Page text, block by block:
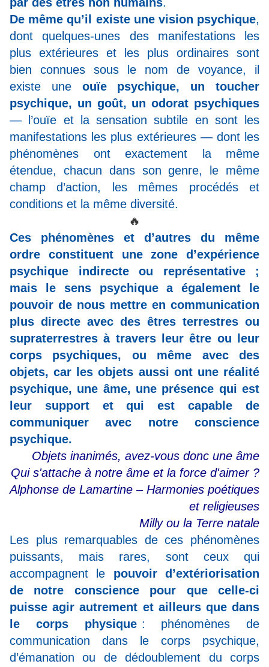
De même qu’il existe une vision psychique,
dont quelques-unes des manifestations les
plus extérieures et les plus ordinaires sont
bien connues sous le nom de voyance, il
existe une ouïe psychique, un toucher
psychique, un goût, un odorat psychiques
— l’ouïe et la sensation subtile en sont les
manifestations les plus extérieures — dont les
phénomènes ont exactement la même
étendue, chacun dans son genre, le même
champ d’action, les mêmes procédés et
conditions et la même diversité.
🔥
Ces phénomènes et d’autres du même
ordre constituent une zone d’expérience
psychique indirecte ou représentative ;
mais le sens psychique a également le
pouvoir de nous mettre en communication
plus directe avec des êtres terrestres ou
supraterrestres à travers leur être ou leur
corps psychiques, ou même avec des
objets, car les objets aussi ont une réalité
psychique, une âme, une présence qui est
leur support et qui est capable de
communiquer avec notre conscience
psychique.
Objets inanimés, avez-vous donc une âme
Qui s'attache à notre âme et la force d'aimer ?
Alphonse de Lamartine – Harmonies poétiques
et religieuses
Milly ou la Terre natale
Les plus remarquables de ces phénomènes
puissants, mais rares, sont ceux qui
accompagnent le pouvoir d’extériorisation
de notre conscience pour que celle-ci
puisse agir autrement et ailleurs que dans
le corps physique: phénomènes de
communication dans le corps psychique,
d’émanation ou de dédoublement du corps